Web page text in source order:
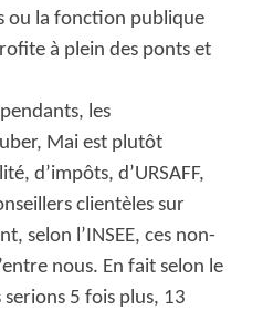
ou la fonction publique
à plein des ponts et
les
Mai est plutôt
d’impôts, d’URSAFF,
clientèles sur
selon l’INSEE, ces non-
nous. En fait selon le
5 fois plus, 13